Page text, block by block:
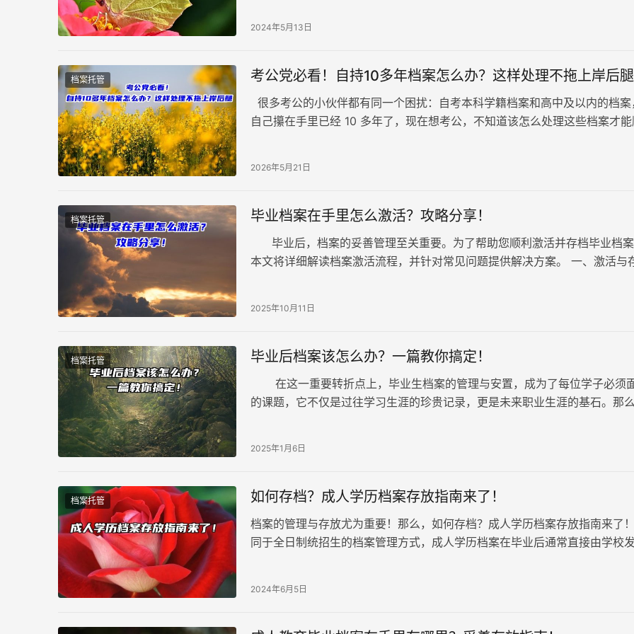
2024年5月13日
档案托管 考公党必看！自持10多年档案怎么办？这样处理不拖上岸后腿
很多考公的小伙伴都有同一个困扰：自考本科学籍档案和高中及以内的档案
自己攥在手里已经 10 多年了，现在想考公，不知道该怎么处理这些档案才
2026年5月21日
档案托管 毕业档案在手里怎么激活？攻略分享！
毕业后，档案的妥善管理至关重要。为了帮助您顺利激活并存档毕业档案
本文将详细解读档案激活流程，并针对常见问题提供解决方案。 一、激活与
2025年10月11日
档案托管 毕业后档案该怎么办？一篇教你搞定！
在这一重要转折点上，毕业生档案的管理与安置，成为了每位学子必须
的课题，它不仅是过往学习生涯的珍贵记录，更是未来职业生涯的基石。那
2025年1月6日
档案托管 如何存档？成人学历档案存放指南来了！
档案的管理与存放尤为重要！那么，如何存档？成人学历档案存放指南来了
同于全日制统招生的档案管理方式，成人学历档案在毕业后通常直接由学校
2024年6月5日